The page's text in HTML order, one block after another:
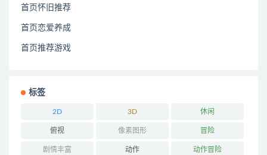
首页怀旧推荐
首页恋爱养成
首页推荐游戏
标签
2D 3D 休闲
俯视 像素图形 冒险
剧情丰富 动作 动作冒险